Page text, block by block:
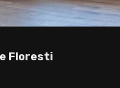
Floresti